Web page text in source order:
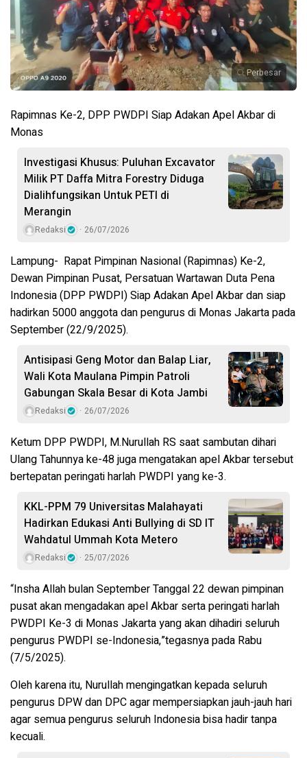
Perbesar
Rapimnas Ke-2, DPP PWDPI Siap Adakan Apel Akbar di
Monas
Investigasi Khusus: Puluhan Excavator
Milik PT Daffa Mitra Forestry Diduga
Dialihfungsikan Untuk PETI di
Merangin
Redaksi 26/07/2026
Lampung- Rapat Pimpinan Nasional (Rapimnas) Ke-2,
Dewan Pimpinan Pusat, Persatuan Wartawan Duta Pena
Indonesia (DPP PWDPI) Siap Adakan Apel Akbar dan siap
hadirkan 5000 anggota dan pengurus di Monas Jakarta pada
September (22/9/2025).
Antisipasi Geng Motor dan Balap Liar,
Wali Kota Maulana Pimpin Patroli
Gabungan Skala Besar di Kota Jambi
Redaksi 26/07/2026
Ketum DPP PWDPI, M.Nurullah RS saat sambutan dihari
Ulang Tahunnya ke-48 juga mengatakan apel Akbar tersebut
bertepatan peringati harlah PWDPI yang ke-3.
KKL-PPM 79 Universitas Malahayati
Hadirkan Edukasi Anti Bullying di SD IT
Wahdatul Ummah Kota Metero
Redaksi 25/07/2026
“Insha Allah bulan September Tanggal 22 dewan pimpinan
pusat akan mengadakan apel Akbar serta peringati harlah
PWDPI Ke-3 di Monas Jakarta yang akan dihadiri seluruh
pengurus PWDPI se-Indonesia,”tegasnya pada Rabu
(7/5/2025).
Oleh karena itu, Nurullah mengingatkan kepada seluruh
pengurus DPW dan DPC agar mempersiapkan jauh-jauh hari
agar semua pengurus seluruh Indonesia bisa hadir tanpa
kecuali.